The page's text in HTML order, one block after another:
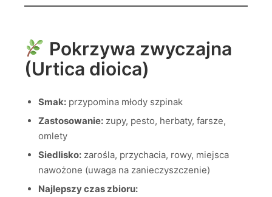
Pokrzywa zwyczajna
(Urtica dioica)
Smak:przypomina młody szpinak
Zastosowanie:zupy, pesto, herbaty, farsze,
omlety
Siedlisko:zarośla, przychacia, rowy, miejsca
nawożone (uwaga na zanieczyszczenie)
Najlepszy czas zbioru: